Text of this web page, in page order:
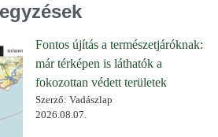
Fontos újítás a természetjáróknak:
már térképen is láthatók a
fokozottan védett területek
Szerző: Vadászlap
2026.08.07.